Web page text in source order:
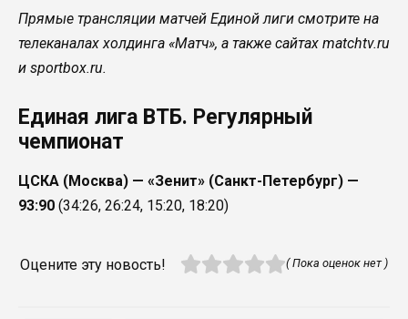
Прямые трансляции матчей Единой лиги смотрите на
телеканалах холдинга «Матч», а также сайтах matchtv.ru
и sportbox.ru.
Единая лига ВТБ. Регулярный
чемпионат
ЦСКА (Москва) — «Зенит» (Санкт-Петербург) —
93:90 (34:26, 26:24, 15:20, 18:20)
Оцените эту новость! ( Пока оценок нет )